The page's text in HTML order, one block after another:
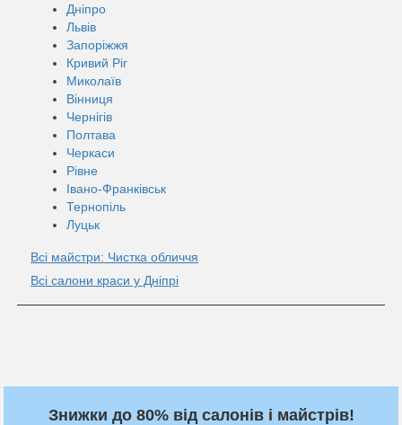
Дніпро
Львів
Запоріжжя
Кривий Ріг
Миколаїв
Вінниця
Чернігів
Полтава
Черкаси
Рівне
Івано-Франківськ
Тернопіль
Луцьк
Всі майстри: Чистка обличчя
Всі салони краси у Дніпрі
Знижки до 80% від салонів і майстрів!